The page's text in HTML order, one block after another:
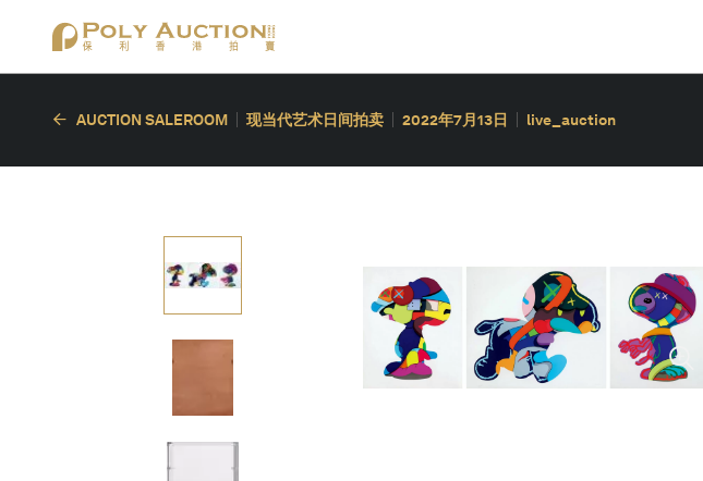
AUCTION SALEROOM 现当代艺术日间拍卖 2022年7月13日 live_auction